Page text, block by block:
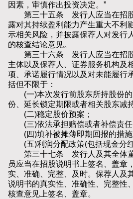
因素，审慎作出投资决定。”
第三十五条 发行人应当在招股
露对其持续盈利能力产生重大不利
示相关风险，并披露保荐人对发行
的核查结论意见。
第三十六条 发行人应当在招股
主体以及保荐人、证券服务机构及
项、承诺履行情况以及对未能履行
括但不限于：
(一)本次发行前股东所持股份的
份、延长锁定期限或者相关股东减
(二)稳定股价预案；
(三)依法承担赔偿或者补偿责任
(四)填补被摊薄即期回报的措施
(五)利润分配政策(包括现金分红
第三十七条 发行人及其全体董
员应当在招股说明书上签名、盖章
实、准确、完整、及时。保荐人及
说明书的真实性、准确性、完整性
核查意见上签名、盖章。